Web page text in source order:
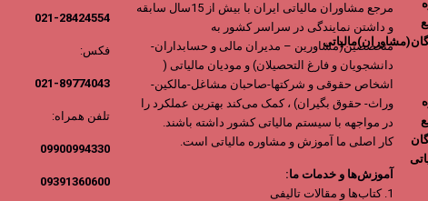
021-28424554
فکس:
021-89774043
تلفن همراه:
09900994330
09391360600
مرجع مشاوران مالیاتی ایران با بیش از 15سال سابقه
و داشتن نمایندگی در سراسر کشور به
متخصصین(مشاورین – مدیران مالی و حسابداران-
دانشجویان و فارغ التحصیلان) و مودیان مالیاتی (
اشخاص حقوقی و شرکتها-صاحبان مشاغل-مالکین-
وراث- حقوق بگیران) ، کمک می‌کند بهترین عملکرد را
در مواجهه با سیستم مالیاتی کشور داشته باشند.
کار اصلی ما آموزش و مشاوره مالیاتی است.
آموزش‌ها و خدمات ما:
1. کتاب‌ها و مقالات تالیفی